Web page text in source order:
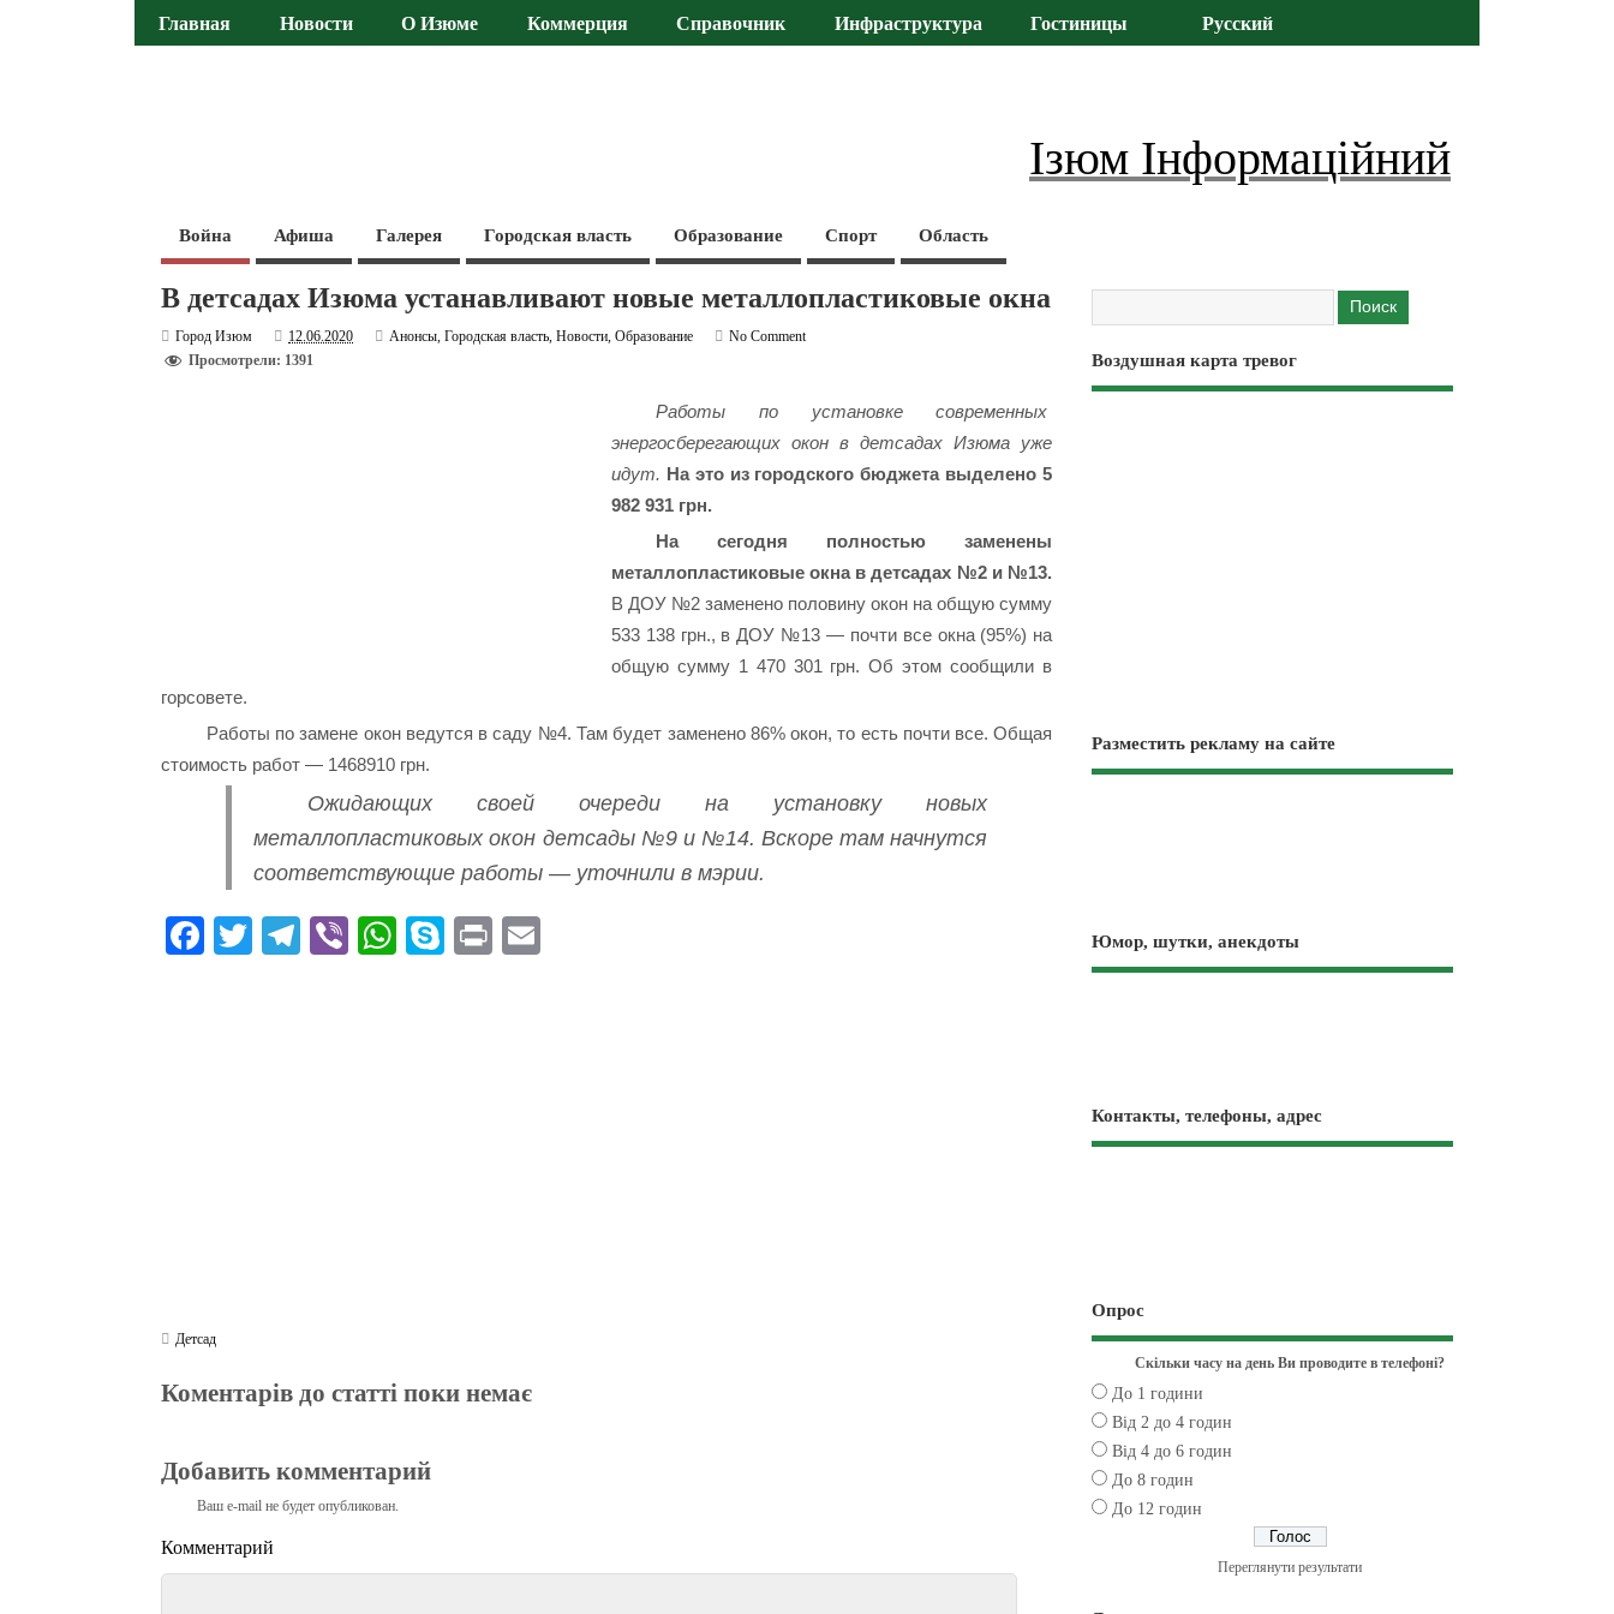
Главная Новости О Изюме Коммерция Справочник Инфраструктура Гостиницы Русский
Ізюм Інформаційний
Война Афиша Галерея Городская власть Образование Спорт Область
В детсадах Изюма устанавливают новые металлопластиковые окна
Город Изюм 12.06.2020 Анонсы,Городская власть,Новости,Образование
No Comment
Просмотрели: 1391
Работы по установке современных
энергосберегающих окон в детсадах Изюма уже
идут. На это из городского бюджета выделено 5
982 931 грн.
На сегодня полностью заменены
металлопластиковые окна в детсадах №2 и №13.
В ДОУ №2 заменено половину окон на общую сумму
533 138 грн., в ДОУ №13 — почти все окна (95%) на
общую сумму 1 470 301 грн. Об этом сообщили в
горсовете.
Работы по замене окон ведутся в саду №4. Там будет заменено 86% окон, то есть почти все. Общая
стоимость работ — 1468910 грн.
Ожидающих своей очереди на установку новых
металлопластиковых окон детсады №9 и №14. Вскоре там начнутся
соответствующие работы — уточнили в мэрии.
Fa T
Te Vi
W
S
Pr
Детсад
Коментарів до статті поки немає
Добавить комментарий
Ваш e-mail не будет опубликован.
Комментарий
Воздушная карта тревог
Разместить рекламу на сайте
Юмор, шутки, анекдоты
Контакты, телефоны, адрес
Опрос
Скільки часу на день Ви проводите в телефоні?
До 1 години
Від 2 до 4 годин
Від 4 до 6 годин
До 8 годин
До 12 годин
Переглянути результати